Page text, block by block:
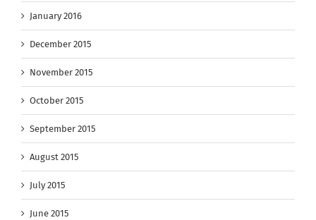
January 2016
December 2015
November 2015
October 2015
September 2015
August 2015
July 2015
June 2015